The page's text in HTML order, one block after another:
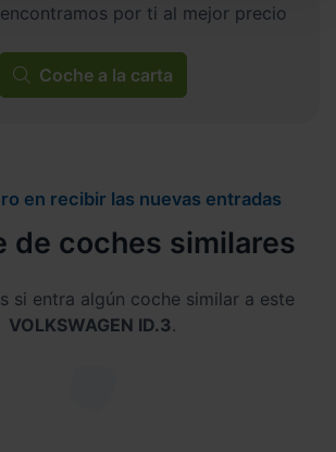
por ti al mejor precio
Coche a la carta
en recibir las nuevas entradas
de coches similares
si entra algún coche similar a este
VOLKSWAGEN ID.3.